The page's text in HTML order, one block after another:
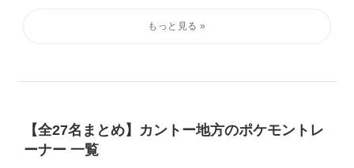
【全27名まとめ】カントー地方のポケモントレ
ーナー 一覧